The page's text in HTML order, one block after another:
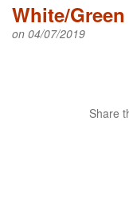
White/Green
on 04/07/2019
Share